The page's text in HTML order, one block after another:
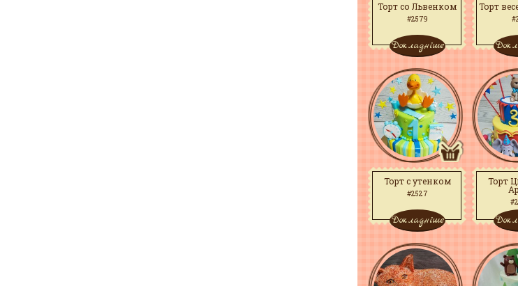
Торт со Львенком
#2579
Докладніше
Торт
Торт с утенком
#2527
Докладніше
Торт